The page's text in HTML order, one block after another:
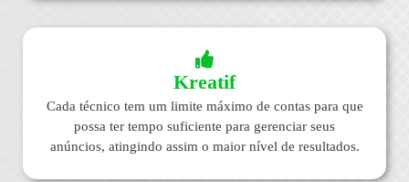
Kreatif
Cada técnico tem um limite máximo de contas para que
possa ter tempo suficiente para gerenciar seus
anúncios, atingindo assim o maior nível de resultados.